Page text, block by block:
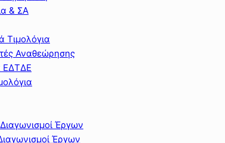
& ΣΑ
Τιμολόγια
Αναθεώρησης
ΕΔΤΔΕ
Έργων
Έργων